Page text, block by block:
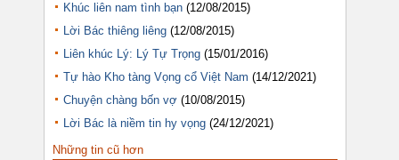
Khúc liên nam tình bạn (12/08/2015)
Lời Bác thiêng liêng (12/08/2015)
Liên khúc Lý: Lý Tự Trọng (15/01/2016)
Tự hào Kho tàng Vọng cổ Việt Nam (14/12/2021)
Chuyện chàng bốn vợ (10/08/2015)
Lời Bác là niềm tin hy vọng (24/12/2021)
Những tin cũ hơn